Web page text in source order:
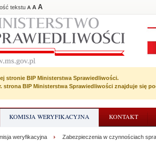
tekstu A A A
stronie BIP Ministerstwa Sprawiedliwości.
strona BIP Ministerstwa Sprawiedliwości znajduje się
KOMISJA WERYFIKACYJNA KONTAKT
weryfikacyjna Zabezpieczenia w czynnościach